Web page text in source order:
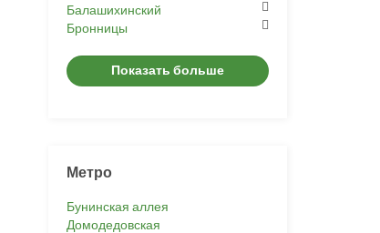
Балашихинский
Бронницы
Показать больше
Метро
Бунинская аллея
Домодедовская